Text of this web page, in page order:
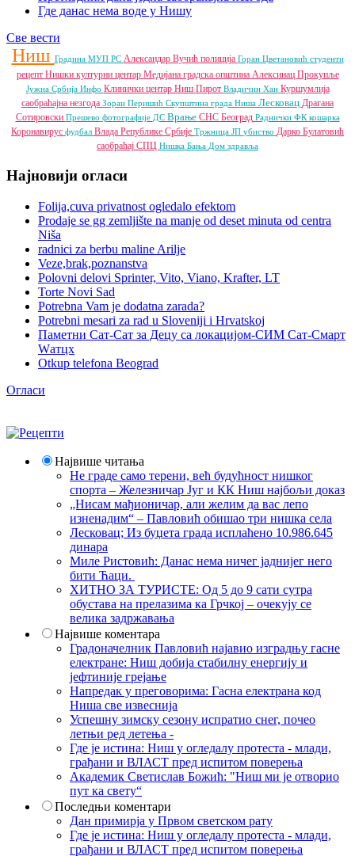
Где данас нема воде у Нишу
Све вести
Ниш Градина МУП РС Александар Вучић полиција Горан Цветановић студенти
рецепт Нишки културни центар Медијана градска општина Алексинац Прокупље
Јужна Србија Инфо Клинички центар Ниш Пирот Владичин Хан Куршумлија
саобраћајна незгода Зоран Перишић Скупштина града Ниша Лесковац Драгана
Сотировски Прешево фотографије ДС Врање СНС Београд Раднички ФК кошарка
Коронавирус фудбал Влада Републике Србије Тржница ЈП убиство Дарко Булатовић
саобраћај СПЦ Нишка Бања Дом здравља
Најновији огласи
Folija,cuva privatnost ogledalo efektom
Prodaje se gg zemljište na manje od deset minuta od centra
Niša
radnici za berbu maline Arilje
Veze,brak,poznanstva
Polovni delovi Sprinter, Vito, Viano, Krafter, LT
Torte Novi Sad
Potrebna Vam je dodatna zarada?
Potrebni mesari za rad u Sloveniji i Hrvatskoj
Паметни Сат-Сат за Децу са локацијом-СИМ Сат-Смарт
Wатцх
Otkup telefona Beograd
Огласи
Највише читања
Не граде само терени, већ будућност нишког
спорта – Железничар Југ и КК Ниш најбољи доказ
„Нисам мађионичар, али желим да вас лепо
изненадим“ – Павловић обишао три нишка села
Лесковац; Из буџета града исплаћено 10.986.645
динара
Миле Ристовић: Данас нема ничег јаднијег него
бити Ћаци.
ХИТНО ЗА ТУРИСТЕ: Од 5 до 9 сати сутра
обустава на прелазима ка Грчкој – очекују се
велика задржавања
Највише коментара
Градоначелник Павловић најавио изградњу гасне
електране: Ниш добија стабилну енергију и
јефтиније грејање
Напредак у преговорима: Гасна електрана код
Ниша све извеснија
Успешну зимску сезону испратио снег, почео
летњи ред летења -
Где је истина: Ниш у огледалу протеста - млади,
грађани и ВЛАСТ пред испитом поверења
Академик Светислав Божић: "Ниш ми је отворио
пут ка свету“
Последњи коментари
Дан примирја у Првом светском рату
Где је истина: Ниш у огледалу протеста - млади,
грађани и ВЛАСТ пред испитом поверења